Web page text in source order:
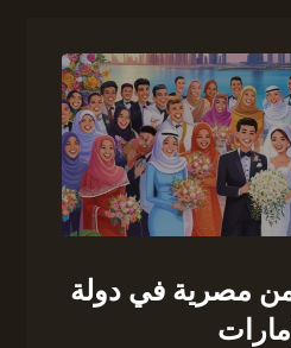
مصرية في دولة